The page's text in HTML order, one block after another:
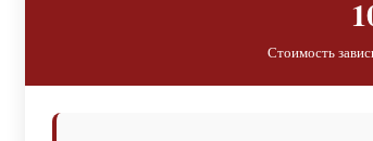
Стоимость